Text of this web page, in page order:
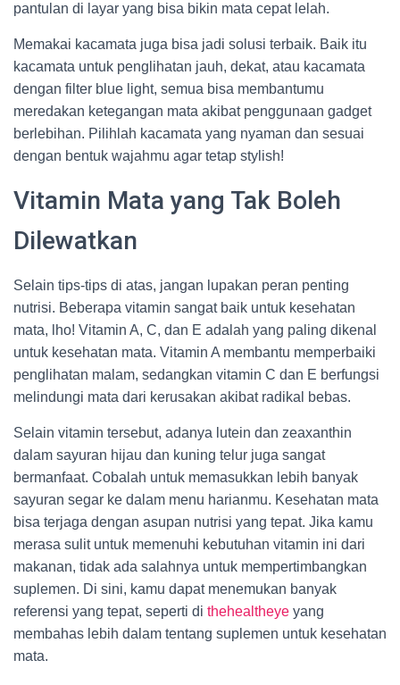
pantulan di layar yang bisa bikin mata cepat lelah.
Memakai kacamata juga bisa jadi solusi terbaik. Baik itu
kacamata untuk penglihatan jauh, dekat, atau kacamata
dengan filter blue light, semua bisa membantumu
meredakan ketegangan mata akibat penggunaan gadget
berlebihan. Pilihlah kacamata yang nyaman dan sesuai
dengan bentuk wajahmu agar tetap stylish!
Vitamin Mata yang Tak Boleh
Dilewatkan
Selain tips-tips di atas, jangan lupakan peran penting
nutrisi. Beberapa vitamin sangat baik untuk kesehatan
mata, lho! Vitamin A, C, dan E adalah yang paling dikenal
untuk kesehatan mata. Vitamin A membantu memperbaiki
penglihatan malam, sedangkan vitamin C dan E berfungsi
melindungi mata dari kerusakan akibat radikal bebas.
Selain vitamin tersebut, adanya lutein dan zeaxanthin
dalam sayuran hijau dan kuning telur juga sangat
bermanfaat. Cobalah untuk memasukkan lebih banyak
sayuran segar ke dalam menu harianmu. Kesehatan mata
bisa terjaga dengan asupan nutrisi yang tepat. Jika kamu
merasa sulit untuk memenuhi kebutuhan vitamin ini dari
makanan, tidak ada salahnya untuk mempertimbangkan
suplemen. Di sini, kamu dapat menemukan banyak
referensi yang tepat, seperti di thehealtheye yang
membahas lebih dalam tentang suplemen untuk kesehatan
mata.